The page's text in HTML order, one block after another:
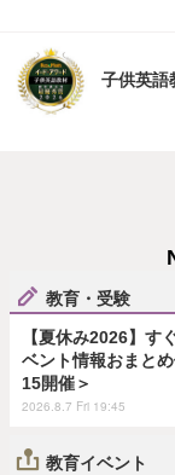
子供英語
教育・受験
【夏休み2026】す
ベント情報おまと
15開催＞
2026.8.7 Fri 19:45
教育イベント